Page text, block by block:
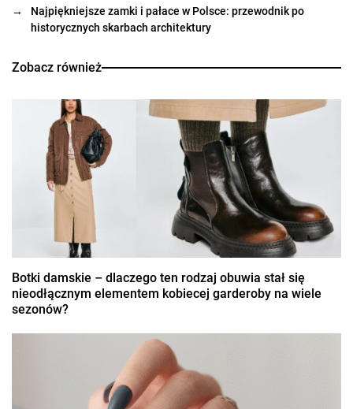
→
Najpiękniejsze zamki i pałace w Polsce: przewodnik po
historycznych skarbach architektury
Zobacz również
Botki damskie – dlaczego ten rodzaj obuwia stał się
nieodłącznym elementem kobiecej garderoby na wiele
sezonów?